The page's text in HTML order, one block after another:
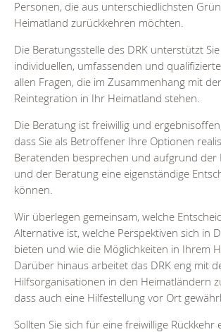
Personen, die aus unterschiedlichsten
Heimatland zurückkehren möchten.
Die Beratungsstelle des DRK unterstützt
individuellen, umfassenden und
allen Fragen, die im Zusammenhang mit
Reintegration in Ihr Heimatland stehen.
Die Beratung ist freiwillig und
dass Sie als Betroffener Ihre Optionen
Beratenden besprechen und aufgrund
und der Beratung eine eigenständige
können.
Wir überlegen gemeinsam, welche
Alternative ist, welche Perspektiven sich in
bieten und wie die Möglichkeiten in Ihrem
Darüber hinaus arbeitet das DRK eng mit
Hilfsorganisationen in den Heimatländern
dass auch eine Hilfestellung vor Ort
Sollten Sie sich für eine freiwillige Rückkehr